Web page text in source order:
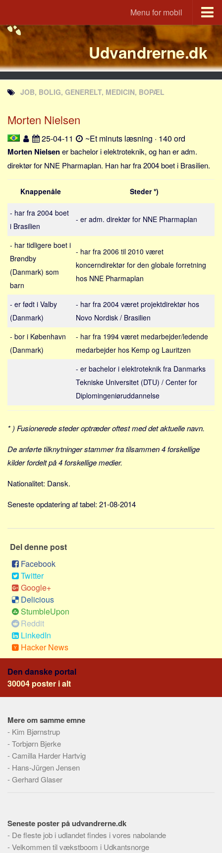
Menu for mobil
Portal
Udvandrerne.dk
Utvandrerne.no
Utvandrarna.se
Tyskland.dk
England.dk
JLKM.dk
Lande
Tyrkiet
Spanien
Frankrig
Sverige
Norge
Thailand
Italien
Grækenland
USA
Alle
Nøgleord
Bolig
Forbrug
Social sikring og sundhed
Transport
Økonomi
Jura og regler
Skatter og afgifter
Statistik
Praktisk
Alle
Meta
Dokumenttyper
Emner
Skribenter
Personer
Kilder
Om
Webstedet
Forhistorien
Redigering
Hjælp
Udvandrerne.dk
JOB, BOLIG, GENERELT, MEDICIN, BOPÆL
Morten Nielsen
25-04-11 ~Et minuts læsning · 140 ord
Morten Nielsener bachelor i elektroteknik, og han er adm.
direktør for NNE Pharmaplan. Han har fra 2004 boet i Brasilien.
Knappenåle Steder *)
- har fra 2004 boet
i Brasilien
- er adm. direktør for NNE Pharmaplan
- har tidligere boet i
Brøndby
(Danmark) som
barn
- har fra 2006 til 2010 været
koncerndirektør for den globale forretning
hos NNE Pharmaplan
- er født i Valby
(Danmark)
- har fra 2004 været projektdirektør hos
Novo Nordisk / Brasilien
- bor i København
(Danmark)
- har fra 1994 været medarbejder/ledende
medarbejder hos Kemp og Lauritzen
- er bachelor i elektroteknik fra Danmarks
Tekniske Universitet (DTU) / Center for
Diplomingeniøruddannelse
* ) Fusionerede steder optræder oftest med det aktuelle navn.
De anførte tilknytninger stammer fra tilsammen 4 forskellige
kilder fordelt på 4 forskellige medier.
Nationalitet: Dansk.
Seneste opdatering af tabel: 21-08-2014
Del denne post
Facebook
Twitter
Google+
Delicious
StumbleUpon
Reddit
LinkedIn
Hacker News
Den danske portal
30004 poster i alt
Mere om samme emne
- Kim Bjørnstrup
-Torbjørn Bjerke
-Camilla Harder Hartvig
- Hans-Jürgen Jensen
-Gerhard Glaser
Seneste poster på udvandrerne.dk
- De fleste job i udlandet findes i vores nabolande
-Velkommen til vækstboom i Udkantsnorge